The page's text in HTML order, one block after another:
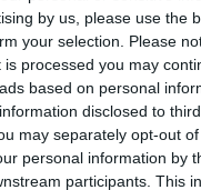
by us, please use the
your selection. Please
processed you may
based on personal
disclosed to
may separately opt-out
personal information by
participants. This
con
e salsiccia, un'ottima
ma calorica.